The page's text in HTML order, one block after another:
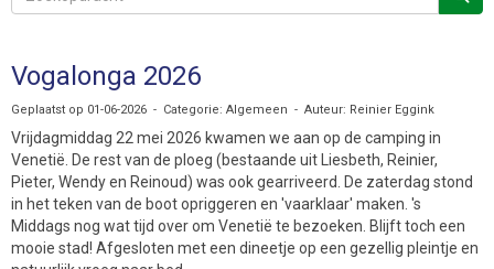
Vogalonga 2026
Geplaatst op 01-06-2026 - Categorie: Algemeen - Auteur: Reinier Eggink
Vrijdagmiddag 22 mei 2026 kwamen we aan op de camping in
Venetië. De rest van de ploeg (bestaande uit Liesbeth, Reinier,
Pieter, Wendy en Reinoud) was ook gearriveerd. De zaterdag stond
in het teken van de boot opriggeren en 'vaarklaar' maken. 's
Middags nog wat tijd over om Venetië te bezoeken. Blijft toch een
mooie stad! Afgesloten met een dineetje op een gezellig pleintje en